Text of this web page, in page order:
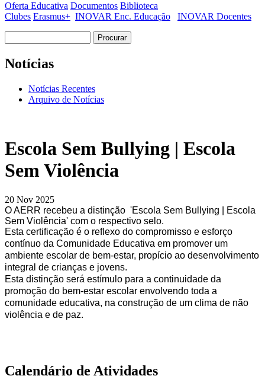
Oferta Educativa Documentos Biblioteca
Clubes Erasmus+ INOVAR Enc. Educação INOVAR Docentes
Notícias
Notícias Recentes
Arquivo de Notícias
Escola Sem Bullying | Escola
Sem Violência
20 Nov 2025
O AERR recebeu a distinção 'Escola Sem Bullying | Escola
Sem Violência' com o respectivo selo.
Esta certificação é o reflexo do compromisso e esforço
contínuo da Comunidade Educativa em promover um
ambiente escolar de bem-estar, propício ao desenvolvimento
integral de crianças e jovens.
Esta distinção será estímulo para a continuidade da
promoção do bem-estar escolar envolvendo toda a
comunidade educativa, na construção de um clima de não
violência e de paz.
Separadores Verticais
Calendário de Atividades